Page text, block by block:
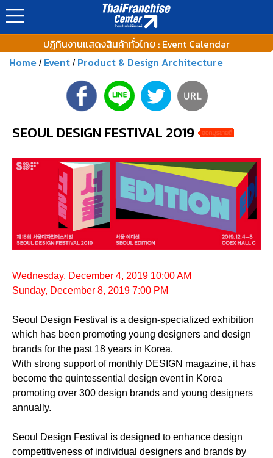
ปฎิทินงานแสดงสินค้าทั่วไทย : Event Calendar
Home / Event / Product & Design Architecture
SEOUL DESIGN FESTIVAL 2019
Wednesday, December 4, 2019 10:00 AM
Sunday, December 8, 2019 7:00 PM
Seoul Design Festival is a design-specialized exhibition
which has been promoting young designers and design
brands for the past 18 years in Korea.
With strong support of monthly DESIGN magazine, it has
become the quintessential design event in Korea
promoting over 300 design brands and young designers
annually.
Seoul Design Festival is designed to enhance design
competitiveness of individual designers and brands by